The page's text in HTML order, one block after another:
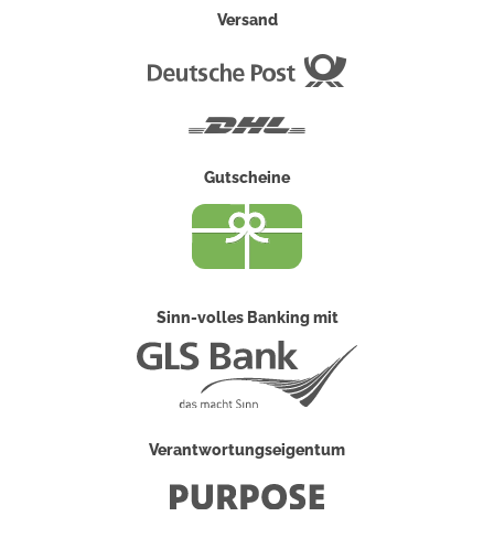
Versand
Gutscheine
Sinn-volles Banking mit
Verantwortungseigentum